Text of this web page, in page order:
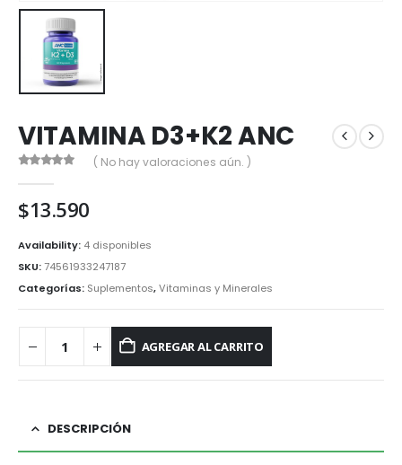
VITAMINA D3+K2 ANC
( No hay valoraciones aún. )
$13.590
Availability: 4 disponibles
SKU:74561933247187
Categorías: Suplementos,Vitaminas y Minerales
AGREGAR AL CARRITO
DESCRIPCIÓN